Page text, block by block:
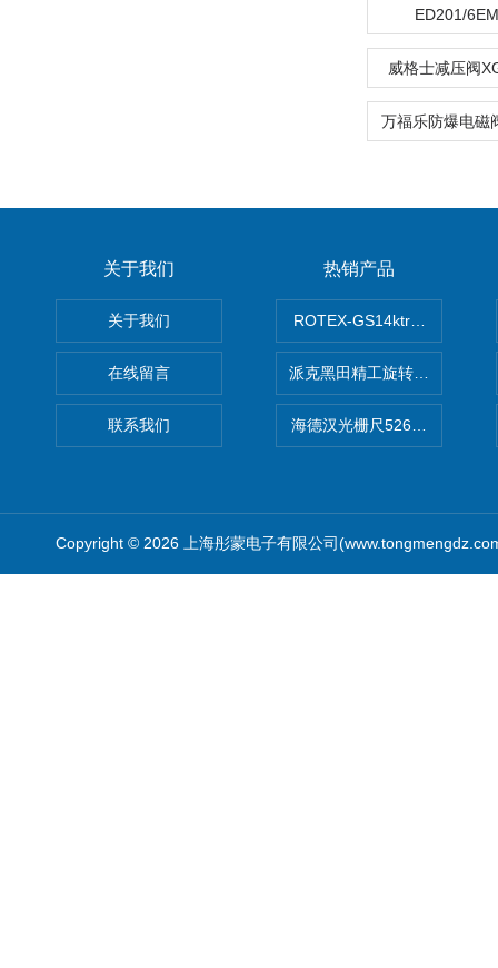
ED201/
威格士减压阀
关于我们
关于我们
在线留言
联系我们
热销产品
ROTEX-GS14ktr梅花连轴器
派克黑田精工旋转气缸
海德汉光栅尺526974-09
Copyright © 2026 上海彤蒙电子有限公司